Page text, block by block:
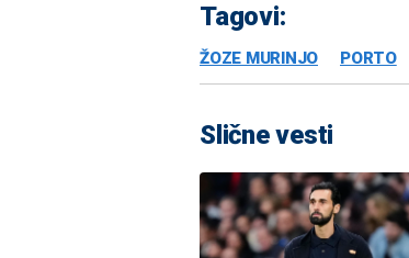
Tagovi:
ŽOZE MURINJO PORTO
Slične vesti